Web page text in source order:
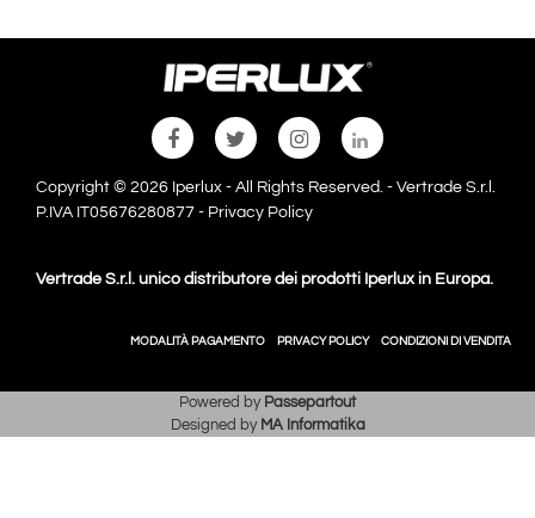
Copyright © 2026 Iperlux - All Rights Reserved. - Vertrade S.r.l.
P.IVA IT05676280877 - Privacy Policy
Vertrade S.r.l. unico distributore dei prodotti Iperlux in Europa.
MODALITÀ PAGAMENTO PRIVACY POLICY CONDIZIONI DI VENDITA
Powered by Passepartout
Designed by MA Informatika